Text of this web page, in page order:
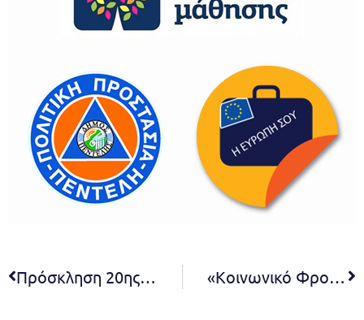
Πρόσκληση 20ης συνεδρίασης Δ.Σ. 2023 «Κοινωνικό Φροντιστήριο» Δήμου Πεντέλης – Διδακτικό Έτος 2023-24, Αιτήσεις συμμετοχής ηλεκτρονικά έως 26.9